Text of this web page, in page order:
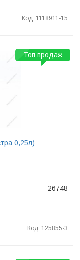
Код: 1118911-15
0,25л)
26748
Код: 125855-3
Топ продаж